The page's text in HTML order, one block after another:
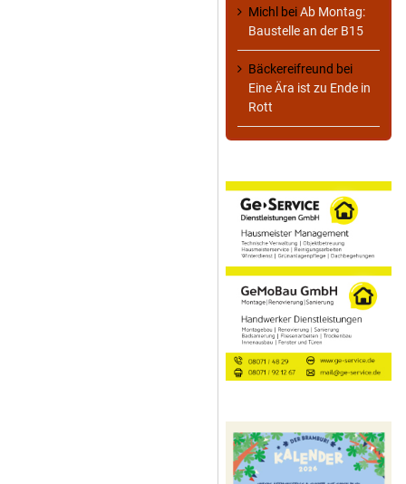
Michl beiAb Montag:
Baustelle an der B15
Bäckereifreund bei
Eine Ära ist zu Ende in
Rott